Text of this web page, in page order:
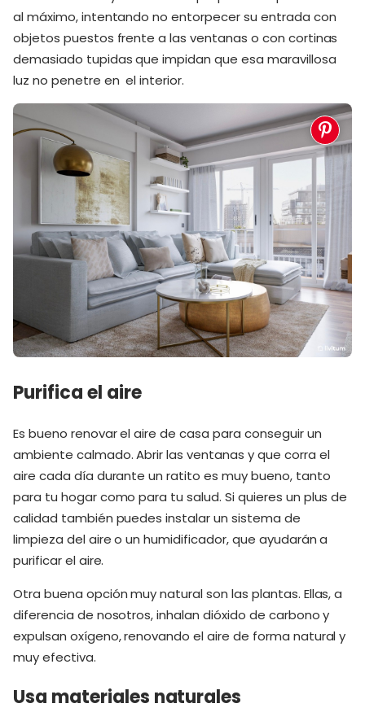
al máximo, intentando no entorpecer su entrada con
objetos puestos frente a las ventanas o con cortinas
demasiado tupidas que impidan que esa maravillosa
luz no penetre en el interior.
Purifica el aire
Es bueno renovar el aire de casa para conseguir un
ambiente calmado. Abrir las ventanas y que corra el
aire cada día durante un ratito es muy bueno, tanto
para tu hogar como para tu salud. Si quieres un plus de
calidad también puedes instalar un sistema de
limpieza del aire o un humidificador, que ayudarán a
purificar el aire.
Otra buena opción muy natural son las plantas. Ellas, a
diferencia de nosotros, inhalan dióxido de carbono y
expulsan oxígeno, renovando el aire de forma natural y
muy efectiva.
Usa materiales naturales